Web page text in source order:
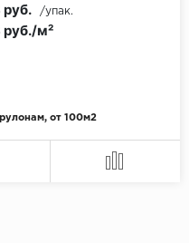
от 100м2
руб./м²
руб. /упак.